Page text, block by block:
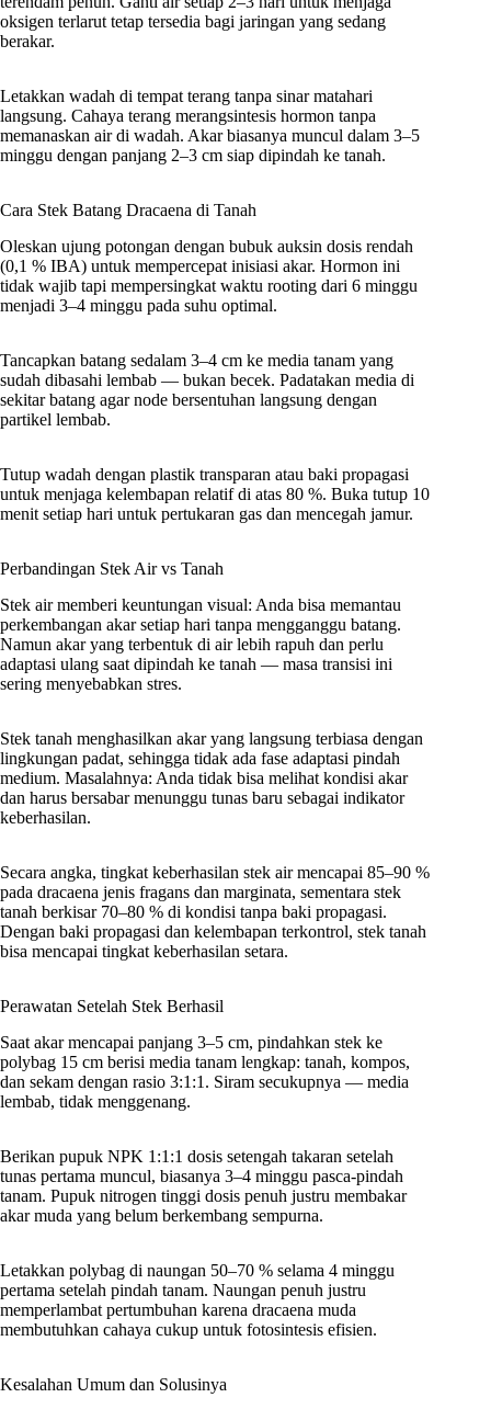
oksigen terlarut tetap tersedia bagi jaringan yang sedang
berakar.
Letakkan wadah di tempat terang tanpa sinar matahari
langsung. Cahaya terang merangsintesis hormon tanpa
memanaskan air di wadah. Akar biasanya muncul dalam 3–5
minggu dengan panjang 2–3 cm siap dipindah ke tanah.
Cara Stek Batang Dracaena di Tanah
Oleskan ujung potongan dengan bubuk auksin dosis rendah
(0,1 % IBA) untuk mempercepat inisiasi akar. Hormon ini
tidak wajib tapi mempersingkat waktu rooting dari 6 minggu
menjadi 3–4 minggu pada suhu optimal.
Tancapkan batang sedalam 3–4 cm ke media tanam yang
sudah dibasahi lembab — bukan becek. Padatakan media di
sekitar batang agar node bersentuhan langsung dengan
partikel lembab.
Tutup wadah dengan plastik transparan atau baki propagasi
untuk menjaga kelembapan relatif di atas 80 %. Buka tutup 10
menit setiap hari untuk pertukaran gas dan mencegah jamur.
Perbandingan Stek Air vs Tanah
Stek air memberi keuntungan visual: Anda bisa memantau
perkembangan akar setiap hari tanpa mengganggu batang.
Namun akar yang terbentuk di air lebih rapuh dan perlu
adaptasi ulang saat dipindah ke tanah — masa transisi ini
sering menyebabkan stres.
Stek tanah menghasilkan akar yang langsung terbiasa dengan
lingkungan padat, sehingga tidak ada fase adaptasi pindah
medium. Masalahnya: Anda tidak bisa melihat kondisi akar
dan harus bersabar menunggu tunas baru sebagai indikator
keberhasilan.
Secara angka, tingkat keberhasilan stek air mencapai 85–90 %
pada dracaena jenis fragans dan marginata, sementara stek
tanah berkisar 70–80 % di kondisi tanpa baki propagasi.
Dengan baki propagasi dan kelembapan terkontrol, stek tanah
bisa mencapai tingkat keberhasilan setara.
Perawatan Setelah Stek Berhasil
Saat akar mencapai panjang 3–5 cm, pindahkan stek ke
polybag 15 cm berisi media tanam lengkap: tanah, kompos,
dan sekam dengan rasio 3:1:1. Siram secukupnya — media
lembab, tidak menggenang.
Berikan pupuk NPK 1:1:1 dosis setengah takaran setelah
tunas pertama muncul, biasanya 3–4 minggu pasca-pindah
tanam. Pupuk nitrogen tinggi dosis penuh justru membakar
akar muda yang belum berkembang sempurna.
Letakkan polybag di naungan 50–70 % selama 4 minggu
pertama setelah pindah tanam. Naungan penuh justru
memperlambat pertumbuhan karena dracaena muda
membutuhkan cahaya cukup untuk fotosintesis efisien.
Kesalahan Umum dan Solusinya